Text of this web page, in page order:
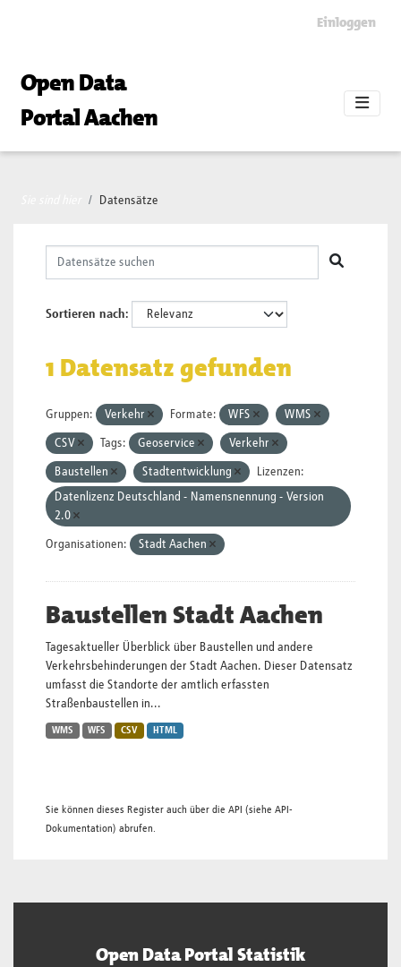
Einloggen
Open Data
Portal Aachen
Datensätze
Sortieren nach
1 Datensatz gefunden
Gruppen: Verkehr Formate: WFS WMS
CSV Tags: Geoservice Verkehr
Baustellen Stadtentwicklung
Lizenzen:
Datenlizenz Deutschland - Namensnennung - Version
2.0
Organisationen: Stadt Aachen
Baustellen Stadt Aachen
Tagesaktueller Überblick über Baustellen und andere
Verkehrsbehinderungen der Stadt Aachen. Dieser Datensatz
umfasst die Standorte der amtlich erfassten
Straßenbaustellen in...
WMS WFS CSV HTML
Sie können dieses Register auch über die API (siehe API-
Dokumentation) abrufen.
Open Data Portal Statistik